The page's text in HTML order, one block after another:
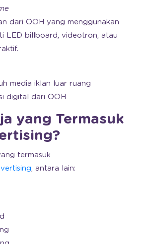
dari OOH yang menggunakan
LED billboard, videotron, atau
media iklan luar ruang
digital dari OOH
yang Termasuk
termasuk
, antara lain: